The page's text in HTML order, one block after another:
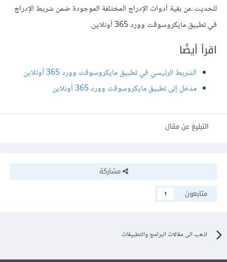
للحديث عن بقية أدوات الإدراج المختلفة الموجودة ضمن شريط الإدراج
في تطبيق مايكروسوفت وورد 365 أونلاين.
اقرأ أيضًا
الشريط الرئيسي في تطبيق مايكروسوفت وورد 365 أونلاين
مدخل إلى تطبيق مايكروسوفت وورد 365 أونلاين
التبليغ عن مقال
مشاركة
متابعون
1
اذهب الى مقالات البرامج والتطبيقات